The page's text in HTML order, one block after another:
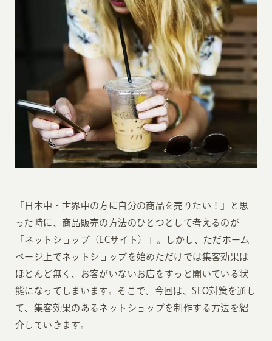
「日本中・世界中の方に自分の商品を売りたい！」と思
った時に、商品販売の方法のひとつとして考えるのが
「ネットショップ（ECサイト）」。しかし、ただホーム
ページ上でネットショップを始めただけでは集客効果は
ほとんど無く、お客がいないお店をずっと開いている状
態になってしまいます。そこで、今回は、SEO対策を通し
て、集客効果のあるネットショップを制作する方法を紹
介していきます。